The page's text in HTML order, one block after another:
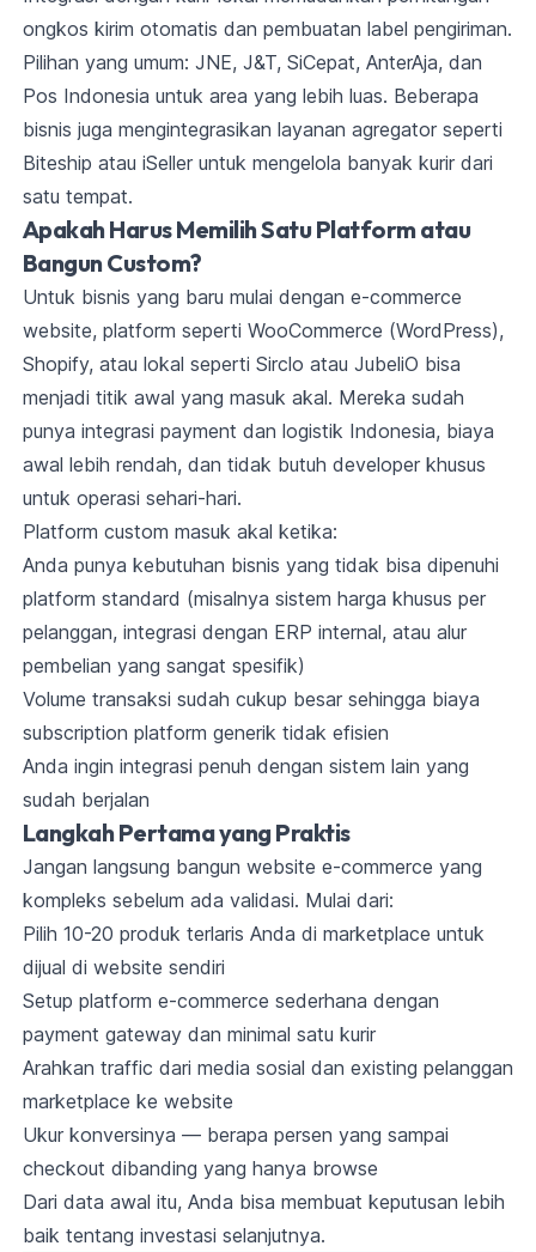
ongkos kirim otomatis dan pembuatan label pengiriman.
Pilihan yang umum: JNE, J&T, SiCepat, AnterAja, dan
Pos Indonesia untuk area yang lebih luas. Beberapa
bisnis juga mengintegrasikan layanan agregator seperti
Biteship atau iSeller untuk mengelola banyak kurir dari
satu tempat.
Apakah Harus Memilih Satu Platform atau
Bangun Custom?
Untuk bisnis yang baru mulai dengan e-commerce
website, platform seperti WooCommerce (WordPress),
Shopify, atau lokal seperti Sirclo atau JubeliO bisa
menjadi titik awal yang masuk akal. Mereka sudah
punya integrasi payment dan logistik Indonesia, biaya
awal lebih rendah, dan tidak butuh developer khusus
untuk operasi sehari-hari.
Platform custom masuk akal ketika:
Anda punya kebutuhan bisnis yang tidak bisa dipenuhi
platform standard (misalnya sistem harga khusus per
pelanggan, integrasi dengan ERP internal, atau alur
pembelian yang sangat spesifik)
Volume transaksi sudah cukup besar sehingga biaya
subscription platform generik tidak efisien
Anda ingin integrasi penuh dengan sistem lain yang
sudah berjalan
Langkah Pertama yang Praktis
Jangan langsung bangun website e-commerce yang
kompleks sebelum ada validasi. Mulai dari:
Pilih 10-20 produk terlaris Anda di marketplace untuk
dijual di website sendiri
Setup platform e-commerce sederhana dengan
payment gateway dan minimal satu kurir
Arahkan traffic dari media sosial dan existing pelanggan
marketplace ke website
Ukur konversinya — berapa persen yang sampai
checkout dibanding yang hanya browse
Dari data awal itu, Anda bisa membuat keputusan lebih
baik tentang investasi selanjutnya.